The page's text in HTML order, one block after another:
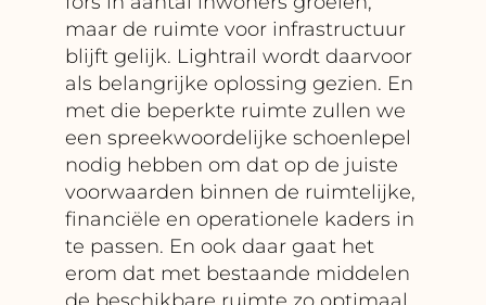
maar de ruimte voor infrastructuur
blijft gelijk. Lightrail wordt daarvoor
als belangrijke oplossing gezien. En
met die beperkte ruimte zullen we
een spreekwoordelijke schoenlepel
nodig hebben om dat op de juiste
voorwaarden binnen de ruimtelijke,
financiële en operationele kaders in
te passen. En ook daar gaat het
erom dat met bestaande middelen